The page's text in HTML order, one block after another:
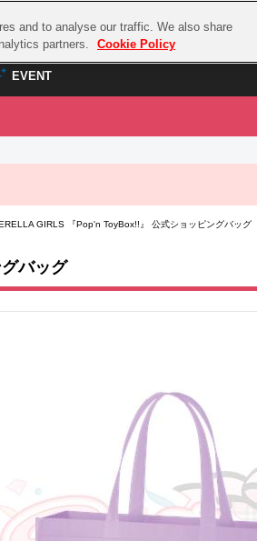
EVENT
EVENT
ASOBI TICKET
その他先行受付
ラブライブ！サンシャイン‼
アイドリッシュセブン
GIRLS 『Pop'n ToyBox!!』 公式ショッピングバッグ
バッグ
and to analyse our traffic. We also share
partners.
Cookie Policy